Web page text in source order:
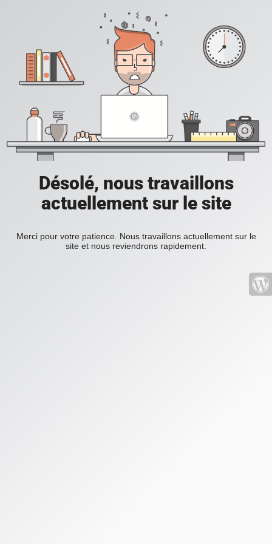
Désolé, nous travaillons
actuellement sur le site
Merci pour votre patience. Nous travaillons actuellement sur le
site et nous reviendrons rapidement.